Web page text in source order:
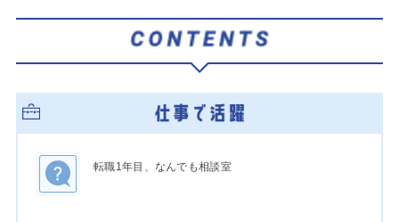
転職1年目、なんでも相談室